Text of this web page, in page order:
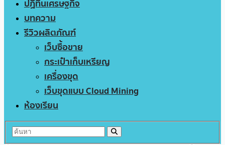
ปฏิทินเศรษฐกิจ
บทความ
รีวิวผลิตภัณฑ์
เว็บซื้อขาย
กระเป๋าเก็บเหรียญ
เครื่องขุด
เว็บขุดแบบ Cloud Mining
ห้องเรียน